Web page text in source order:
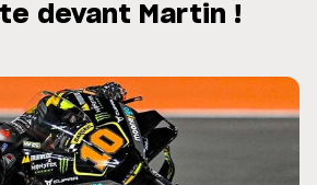
MOTO GP
devant Martin !